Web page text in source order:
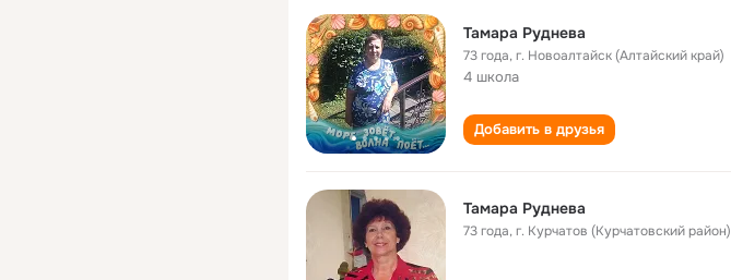
Тамара Руднева
73 года,г. Новоалтайск (Алтайский край)
4 школа
Добавить в друзья
Тамара Руднева
73 года,г. Курчатов (Курчатовский район)